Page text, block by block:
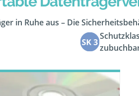
in Ruhe aus – Die